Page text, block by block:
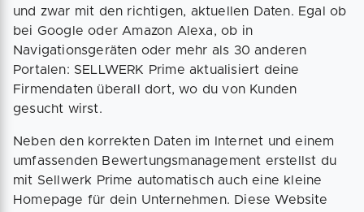
und zwar mit den richtigen, aktuellen Daten. Egal ob
bei Google oder Amazon Alexa, ob in
Navigationsgeräten oder mehr als 30 anderen
Portalen: SELLWERK Prime aktualisiert deine
Firmendaten überall dort, wo du von Kunden
gesucht wirst.
Neben den korrekten Daten im Internet und einem
umfassenden Bewertungsmanagement erstellst du
mit Sellwerk Prime automatisch auch eine kleine
Homepage für dein Unternehmen. Diese Website